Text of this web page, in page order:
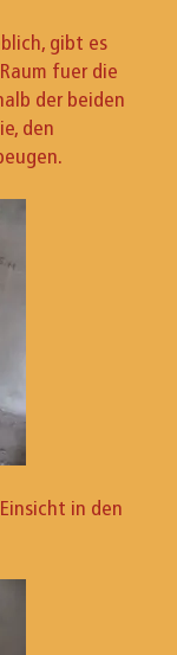
gibt es
fuer die
der beiden
den
in den